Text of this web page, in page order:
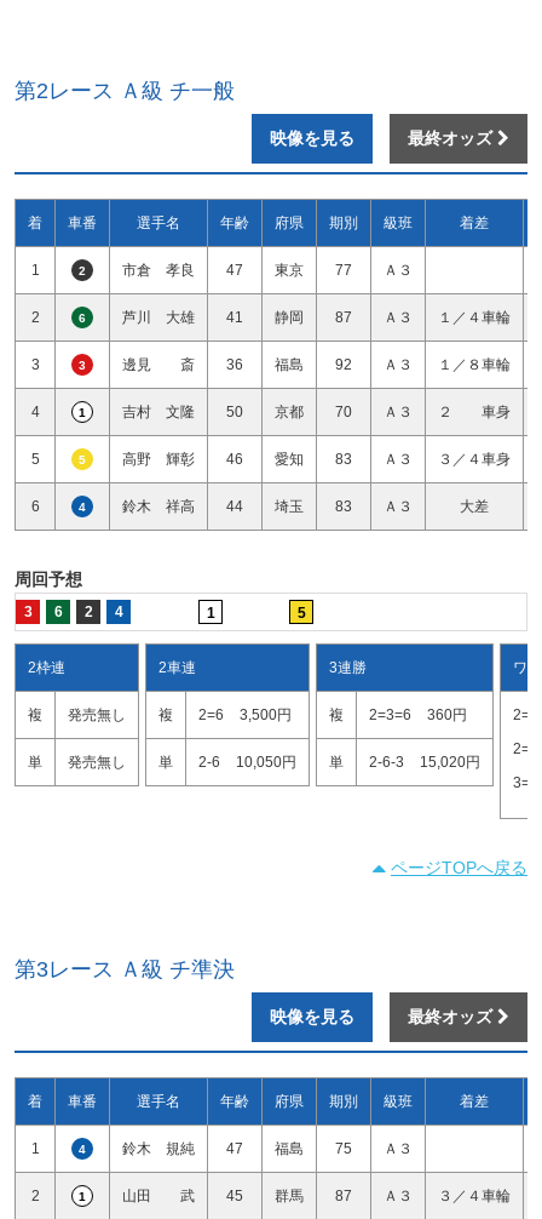
第2レース Ａ級 チ一般
映像を見る 最終オッズ
着 車番 選手名 年齢 府県 期別 級班 着差
1 2 市倉 孝良 47 東京 77 Ａ３
2 6 芦川 大雄 41 静岡 87 Ａ３ １／４車輪
3 3 邊見 斎 36 福島 92 Ａ３ １／８車輪
4 1 吉村 文隆 50 京都 70 Ａ３ ２ 車身
5 5 高野 輝彰 46 愛知 83 Ａ３ ３／４車身
6 4 鈴木 祥高 44 埼玉 83 Ａ３ 大差
周回予想
3 6 2 4 1 5
2枠連
複 発売無し
単 発売無し
2車連
複 2=6 3,500円
単 2-6 10,050円
3連勝
複 2=3=6 360円
単 2-6-3 15,020円
ワ
2=6
2=3
3=6
ページTOPへ戻る
第3レース Ａ級 チ準決
映像を見る 最終オッズ
着 車番 選手名 年齢 府県 期別 級班 着差
1 4 鈴木 規純 47 福島 75 Ａ３
2 1 山田 武 45 群馬 87 Ａ３ ３／４車輪